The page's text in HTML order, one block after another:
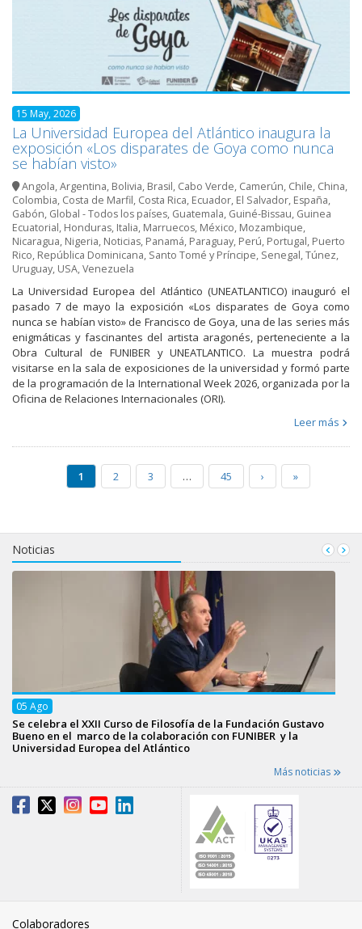
15 May, 2026
La Universidad Europea del Atlántico inaugura la
exposición «Los disparates de Goya como nunca
se habían visto»
Angola,Argentina, Bolivia, Brasil, Cabo Verde, Camerún, Chile, China,
Colombia, Costa de Marfil, Costa Rica, Ecuador, El Salvador, España,
Gabón, Global - Todos los países, Guatemala, Guiné-Bissau, Guinea
Ecuatorial, Honduras, Italia, Marruecos, México, Mozambique,
Nicaragua, Nigeria, Noticias, Panamá, Paraguay, Perú, Portugal, Puerto
Rico, República Dominicana, Santo Tomé y Príncipe, Senegal,Túnez,
Uruguay, USA,Venezuela
La Universidad Europea del Atlántico (UNEATLANTICO) inauguró el
pasado 7 de mayo la exposición «Los disparates de Goya como
nunca se habían visto» de Francisco de Goya, una de las series más
enigmáticas y fascinantes del artista aragonés, perteneciente a la
Obra Cultural de FUNIBER y UNEATLANTICO. La muestra podrá
visitarse en la sala de exposiciones de la universidad y formó parte
de la programación de la International Week 2026, organizada por la
Oficina de Relaciones Internacionales (ORI).
Leer más
1 2 3 … 45 › »
Noticias
05 Ago
Se celebra el XXII Curso de Filosofía de la Fundación Gustavo
Bueno en el marco de la colaboración con FUNIBER y la
Universidad Europea del Atlántico
Más noticias
Colaboradores